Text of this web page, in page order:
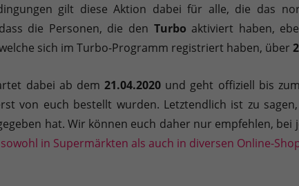
gilt diese Aktion dabei für alle, die das
die Personen, die den Turbo aktiviert haben,
sich im Turbo-Programm registriert haben, über
dabei ab dem21.04.2020 und geht offiziell bis
von euch bestellt wurden. Letztendlich ist zu
hat. Wir können euch daher nur empfehlen,
in Supermärkten als auch in diversen Online-